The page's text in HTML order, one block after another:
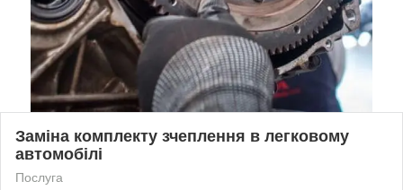
Заміна комплекту зчеплення в легковому
автомобілі
Послуга